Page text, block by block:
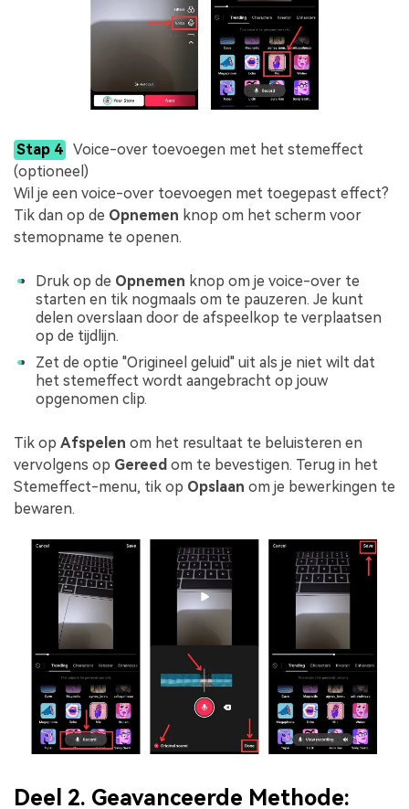
Stap 4 Voice-over toevoegen met het stemeffect
(optioneel)
Wil je een voice-over toevoegen met toegepast effect?
Tik dan op de Opnemen knop om het scherm voor
stemopname te openen.
Druk op de Opnemen knop om je voice-over te
starten en tik nogmaals om te pauzeren. Je kunt
delen overslaan door de afspeelkop te verplaatsen
op de tijdlijn.
Zet de optie "Origineel geluid" uit als je niet wilt dat
het stemeffect wordt aangebracht op jouw
opgenomen clip.
Tik op Afspelen om het resultaat te beluisteren en
vervolgens op Gereed om te bevestigen. Terug in het
Stemeffect-menu, tik op Opslaan om je bewerkingen te
bewaren.
Deel 2. Geavanceerde Methode: